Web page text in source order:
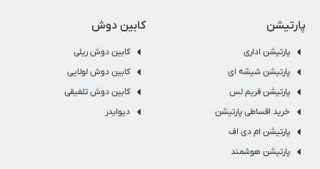
پارتیشن
پارتیشن اداری
پارتیشن شیشه ای
پارتیشن فریم لس
خرید اقساطی پارتیشن
پارتیشن ام دی اف
پارتیشن هوشمند
کابین دوش
کابین دوش ریلی
کابین دوش لولایی
کابین دوش تلفیقی
دیوایدر